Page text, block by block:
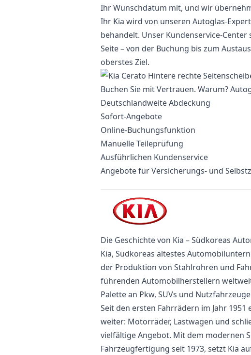
Ihr Wunschdatum mit, und wir
Ihr Kia wird von unseren Autoglas-
behandelt. Unser Kundenservice-
Seite – von der Buchung bis zum
oberstes Ziel.
Buchen Sie mit Vertrauen. Warum?
Deutschlandweite Abdeckung
Sofort-Angebote
Online-Buchungsfunktion
Manuelle Teileprüfung
Ausführlichen Kundenservice
Angebote für Versicherungs- und
Die Geschichte von Kia – Südkoreas
Kia, Südkoreas ältestes
der Produktion von Stahlrohren und
führenden Automobilherstellern
Palette an Pkw, SUVs und
Seit den ersten Fahrrädern im Jahr
weiter: Motorräder, Lastwagen und
vielfältige Angebot. Mit dem modernen
Fahrzeugfertigung seit 1973, setzt Kia